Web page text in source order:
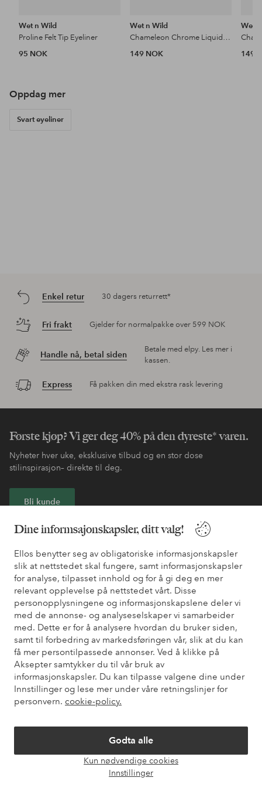
Dine informsajonskapsler, ditt valg!
Ellos benytter seg av obligatoriske informasjonskapsler
slik at nettstedet skal fungere, samt informasjonskapsler
for analyse, tilpasset innhold og for å gi deg en mer
relevant opplevelse på nettstedet vårt. Disse
personopplysningene og informasjonskapslene deler vi
med de annonse- og analyseselskaper vi samarbeider
med. Dette er for å analysere hvordan du bruker siden,
samt til forbedring av markedsføringen vår, slik at du kan
få mer persontilpassede annonser. Ved å klikke på
Aksepter samtykker du til vår bruk av
informasjonskapsler. Du kan tilpasse valgene dine under
Innstillinger og lese mer under våre retningslinjer for
personvern. cookie-policy.
Godta alle
Kun nødvendige cookies
Innstillinger
Wet n Wild
Proline Felt Tip Eyeliner
95 NOK
Wet n Wild
Chameleon Chrome Liquid Eyeliner
149 NOK
Wet
149
Oppdag mer
Svart eyeliner
Enkel retur 30 dagers returrett*
Fri frakt Gjelder for normalpakke over 599 NOK
Handle nå, betal siden
Betale med elpy. Les mer i
kassen.
Express Få pakken din med ekstra rask levering
Første kjøp? Vi ger deg 40% på den dyreste* varen.
Nyheter hver uke, eksklusive tilbud og en stor dose
stilinspirasjon– direkte til deg.
Bli kunde
* Se tilbudsvilkår ved registrering
Trenger du hjelp?
Du finner svar på de vanligste spørsmålene i vår FAQ. Du finner
også informasjon om hvordan du kan kontakte oss.
Kundeservice Bestilling Betalingsmåte
Mine sider